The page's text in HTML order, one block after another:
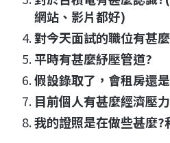
網站、影片都好)
對今天面試的職位有甚
平時有甚麼紓壓管道?
假設錄取了，會租房還
目前個人有甚麼經濟壓
我的證照是在做些甚麼?